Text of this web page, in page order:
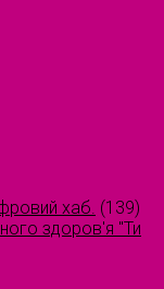
хаб. (139)
здоров'я "Ти